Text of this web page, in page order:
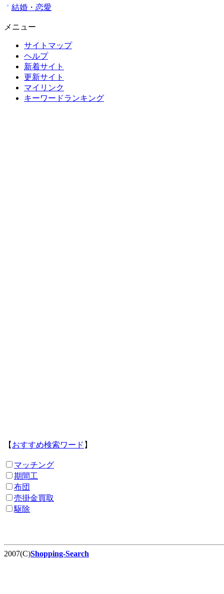
結婚・恋愛
メニュー
サイトマップ
ヘルプ
新着サイト
更新サイト
マイリンク
キーワードランキング
【 おすすめ検索ワード 】
マッチング
期間工
布団
売掛金買取
駆除
2007(C)Shopping-Search